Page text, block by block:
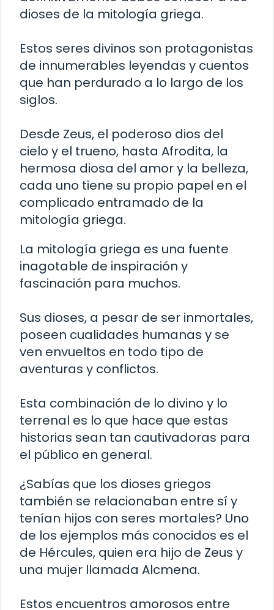
dioses de la mitología griega.
Estos seres divinos son protagonistas
de innumerables leyendas y cuentos
que han perdurado a lo largo de los
siglos.
Desde Zeus, el poderoso dios del
cielo y el trueno, hasta Afrodita, la
hermosa diosa del amor y la belleza,
cada uno tiene su propio papel en el
complicado entramado de la
mitología griega.
La mitología griega es una fuente
inagotable de inspiración y
fascinación para muchos.
Sus dioses, a pesar de ser inmortales,
poseen cualidades humanas y se
ven envueltos en todo tipo de
aventuras y conflictos.
Esta combinación de lo divino y lo
terrenal es lo que hace que estas
historias sean tan cautivadoras para
el público en general.
¿Sabías que los dioses griegos
también se relacionaban entre sí y
tenían hijos con seres mortales? Uno
de los ejemplos más conocidos es el
de Hércules, quien era hijo de Zeus y
una mujer llamada Alcmena.
Estos encuentros amorosos entre